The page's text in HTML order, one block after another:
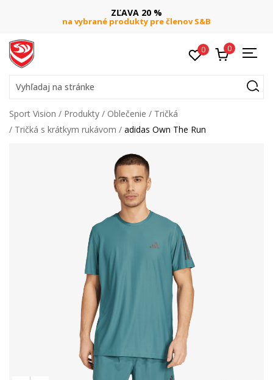
ZĽAVA 20 %
na vybrané produkty pre členov S&B
0 0
Vyhľadaj na stránke
Sport Vision Produkty Oblečenie
Tričká
Tričká s krátkym rukávom
adidas Own The Run